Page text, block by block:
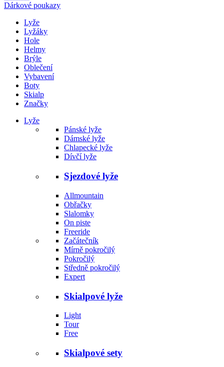
Dárkové poukazy
Lyže
Lyžáky
Hole
Helmy
Brýle
Oblečení
Vybavení
Boty
Skialp
Značky
Lyže
Pánské lyže
Dámské lyže
Chlapecké lyže
Dívčí lyže
Sjezdové lyže
Allmountain
Obřačky
Slalomky
On piste
Freeride
Začátečník
Mírně pokročilý
Pokročilý
Středně pokročilý
Expert
Skialpové lyže
Light
Tour
Free
Skialpové sety